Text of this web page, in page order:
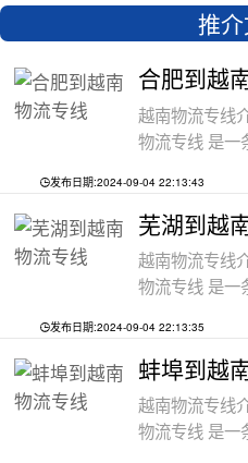
推
合肥到越
越南物流专线
物流专线 是一
发布日期:2024-09-04 22:13:43
芜湖到越
越南物流专线
物流专线 是一
发布日期:2024-09-04 22:13:35
蚌埠到越
越南物流专线
物流专线 是一